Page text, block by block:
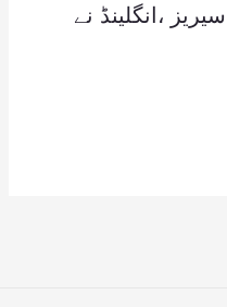
،انگلینڈ نے